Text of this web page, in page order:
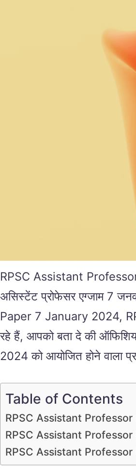
RPSC Assistant
असिस्टेंट प्रोफेसर एग्जाम 7
Paper 7 January 2024,
रहे हैं, आपको बता दे की
2024 को आयोजित होने वाला
Table of Contents
RPSC Assistant
RPSC Assistant
RPSC Assistant